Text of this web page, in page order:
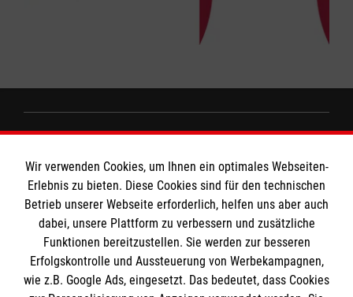
Impressum
Datenschutz
Barrierefreiheit
Kontakt
MPG Ansprechpartner
Den Beauftragten für Medizinproduktesicherheit
im Malteser Rettungsdienst und den
Wir verwenden Cookies, um Ihnen ein optimales Webseiten-
Erlebnis zu bieten. Diese Cookies sind für den technischen
Betrieb unserer Webseite erforderlich, helfen uns aber auch
dabei, unsere Plattform zu verbessern und zusätzliche
Funktionen bereitzustellen. Sie werden zur besseren
Erfolgskontrolle und Aussteuerung von Werbekampagnen,
wie z.B. Google Ads, eingesetzt. Das bedeutet, dass Cookies